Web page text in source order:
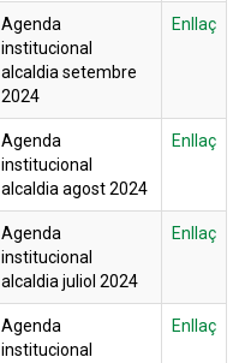
Agenda
institucional
alcaldia setembre
2024
Enllaç
Agenda
institucional
alcaldia agost 2024
Enllaç
Agenda
institucional
alcaldia juliol 2024
Enllaç
Agenda
institucional
Enllaç